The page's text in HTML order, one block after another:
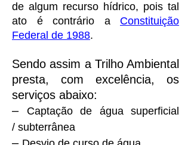
de algum recurso hídrico, pois tal
ato é contrário a Constituição
Federal de 1988.
Sendo assim a Trilho Ambiental
presta, com excelência, os
serviços abaixo:
–
Captação de água superficial
/ subterrânea